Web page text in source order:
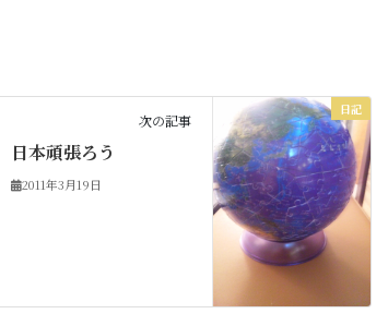
日記
次の記事
日本頑張ろう
2011年3月19日